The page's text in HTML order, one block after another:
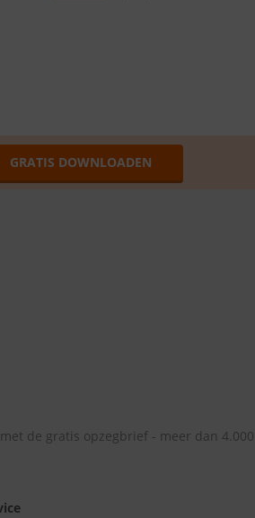
GRATIS DOWNLOADEN
de gratis opzegbrief - meer dan